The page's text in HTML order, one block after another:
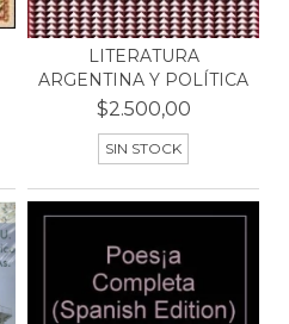
LITERATURA
ARGENTINA Y POLÍTICA
$2.500,00
SIN STOCK